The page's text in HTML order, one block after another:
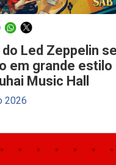
do Led Zeppelin
em grande
Music Hall
2026